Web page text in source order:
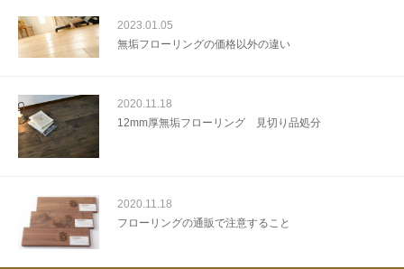
2023.01.05
無垢フローリングの価格以外の違い
2020.11.18
12mm厚無垢フローリング 見切り品処分
2020.11.18
フローリングの通販で注意すること